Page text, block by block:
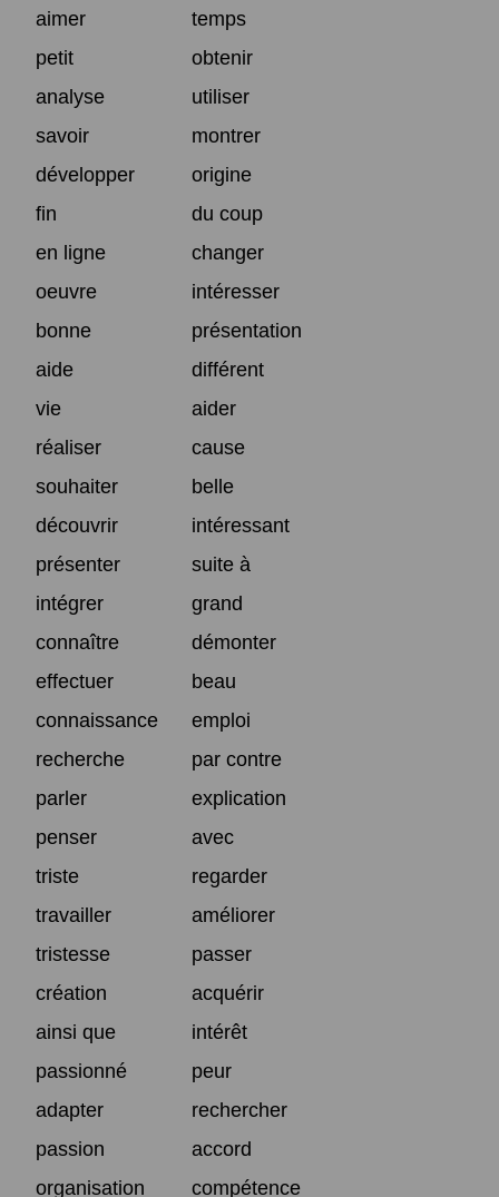
aimer
temps
petit
obtenir
analyse
utiliser
savoir
montrer
développer
origine
fin
du coup
en ligne
changer
oeuvre
intéresser
bonne
présentation
aide
différent
vie
aider
réaliser
cause
souhaiter
belle
découvrir
intéressant
présenter
suite à
intégrer
grand
connaître
démonter
effectuer
beau
connaissance
emploi
recherche
par contre
parler
explication
penser
avec
triste
regarder
travailler
améliorer
tristesse
passer
création
acquérir
ainsi que
intérêt
passionné
peur
adapter
rechercher
passion
accord
organisation
compétence